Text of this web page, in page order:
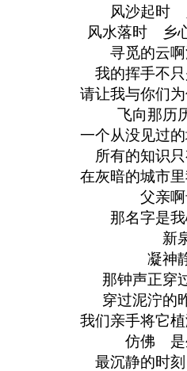
风沙起时
风水落时 乡
寻觅的云
我的挥手不
请让我与你们
飞向那历
一个从没见过
所有的知识
在灰暗的城市
父亲
那名字是
新
凝神
那钟声正穿
穿过泥泞
我们亲手将它
仿佛 是
最沉静的时